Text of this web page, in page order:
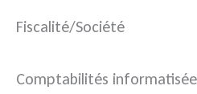
Fiscalité/Société
Comptabilités